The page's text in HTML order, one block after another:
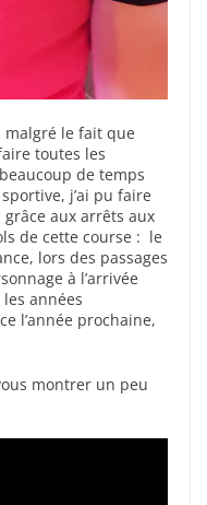
le fait que
toutes les
de temps
j’ai pu faire
aux arrêts aux
de cette course : le
lors des passages
à l’arrivée
années
l’année prochaine,
montrer un peu